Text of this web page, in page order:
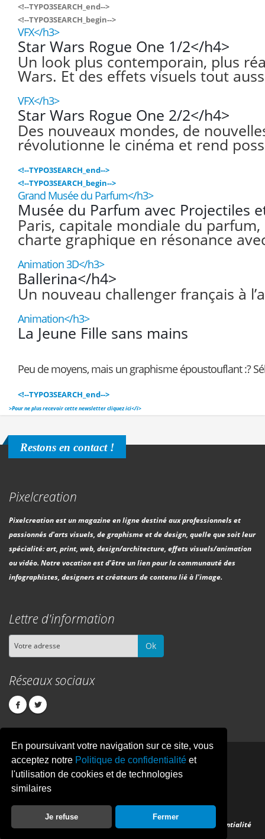
En poursuivant votre navigation sur ce site, vous
acceptez notre Politique de confidentialité et
l'utilisation de cookies et de technologies
similaires
Je refuse Fermer
<!--TYPO3SEARCH_end-->
<!--TYPO3SEARCH_begin-->
VFX</h3>
Star Wars Rogue One 1/2</h4>
Un look plus contemporain, plus
Wars. Et des effets visuels tout
VFX</h3>
Star Wars Rogue One 2/2</h4>
Des nouveaux mondes, de
révolutionne le cinéma et rend
<!--TYPO3SEARCH_end-->
<!--TYPO3SEARCH_begin-->
Grand Musée du Parfum</h3>
Musée du Parfum avec Projectiles
Paris, capitale mondiale du
charte graphique en résonance
Animation 3D</h3>
Ballerina</h4>
Un nouveau challenger français à
Animation</h3>
La Jeune Fille sans mains
Peu de moyens, mais un graphisme époustouflant :?
<!--TYPO3SEARCH_end-->
>Pour ne plus recevoir cette newsletter cliquez ici</i>
Restons en contact !
Pixelcreation
Pixelcreation est un magazine en ligne destiné aux professionnels et
passionnés d'arts visuels, de graphisme et de design, quelle que soit leur
spécialité: art, print, web, design/architecture, effets visuels/animation
ou vidéo. Notre vocation est d'être un lien pour la communauté des
infographistes, designers et créateurs de contenu lié à l'image.
Lettre d'information
Ok
Réseaux sociaux
PIXELCREATION
Politique de confidentialité